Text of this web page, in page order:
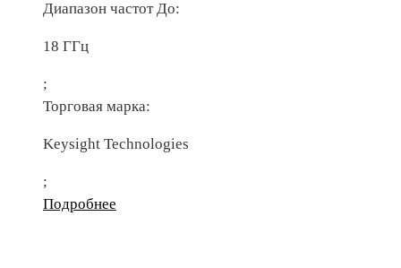
Диапазон частот До:
18 ГГц
;
Торговая марка:
Keysight Technologies
;
Подробнее